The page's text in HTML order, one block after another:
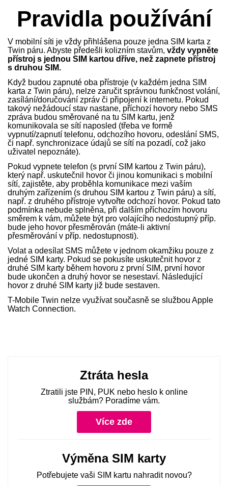
Pravidla používání
V mobilní síti je vždy přihlášena pouze jedna SIM karta z
Twin páru. Abyste předešli kolizním stavům, vždy vypněte
přístroj s jednou SIM kartou dříve, než zapnete přístroj
s druhou SIM.
Když budou zapnuté oba přístroje (v každém jedna SIM
karta z Twin páru), nelze zaručit správnou funkčnost volání,
zasílání/doručování zpráv či připojení k internetu. Pokud
takový nežádoucí stav nastane, příchozí hovory nebo SMS
zpráva budou směrované na tu SIM kartu, jenž
komunikovala se sítí naposled (třeba ve formě
vypnutí/zapnutí telefonu, odchozího hovoru, odeslání SMS,
či např. synchronizace údajů se sítí na pozadí, což jako
uživatel nepoznáte).
Pokud vypnete telefon (s první SIM kartou z Twin páru),
který např. uskutečnil hovor či jinou komunikaci s mobilní
sítí, zajistěte, aby proběhla komunikace mezi vaším
druhým zařízením (s druhou SIM kartou z Twin páru) a sítí,
např. z druhého přístroje vytvořte odchozí hovor. Pokud tato
podmínka nebude splněna, při dalším příchozím hovoru
směrem k vám, můžete být pro volajícího nedostupný příp.
bude jeho hovor přesměrován (máte-li aktivní
přesměrování v příp. nedostupnosti).
Volat a odesílat SMS můžete v jednom okamžiku pouze z
jedné SIM karty. Pokud se pokusíte uskutečnit hovor z
druhé SIM karty během hovoru z první SIM, první hovor
bude ukončen a druhý hovor se nesestaví. Následující
hovor z druhé SIM karty již bude sestaven.
T-Mobile Twin nelze využívat současně se službou Apple
Watch Connection.
Ztráta hesla
Ztratili jste PIN, PUK nebo heslo k online
službám? Poradíme vám.
Více zde
Výměna SIM karty
Potřebujete vaši SIM kartu nahradit novou?